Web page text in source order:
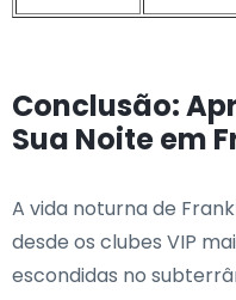
Conclusão:
Sua Noite em
A vida noturna de
desde os clubes VIP
escondidas no